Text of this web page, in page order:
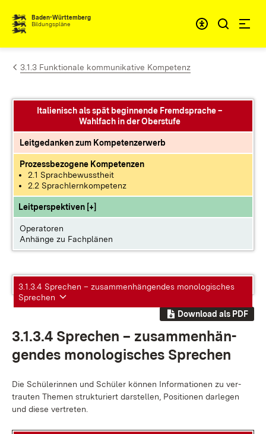
Zum Inhalt springen
Baden-Württemberg
Bildungspläne
3.1.3 Funktionale kommunikative Kompetenz
Italienisch als spät beginnende Fremdsprache –
Wahlfach in der Oberstufe
Leitgedanken zum Kompetenzerwerb
Prozessbezogene Kompetenzen
2.1 Sprachbewusstheit
2.2 Sprachlernkompetenz
Leitperspektiven [+]
Operatoren
Anhänge zu Fachplänen
3.1.3.4 Sprechen – zusammenhängendes monologisches
Sprechen
Download als PDF
3.1.3.4 Spre­chen – zu­sam­men­hän­
gen­des mo­no­lo­gi­sches Spre­chen
Die Schü­le­rin­nen und Schü­ler kön­nen In­for­ma­tio­nen zu ver­
trau­ten The­men struk­tu­riert dar­stel­len, Po­si­tio­nen dar­le­gen
und die­se ver­tre­ten.